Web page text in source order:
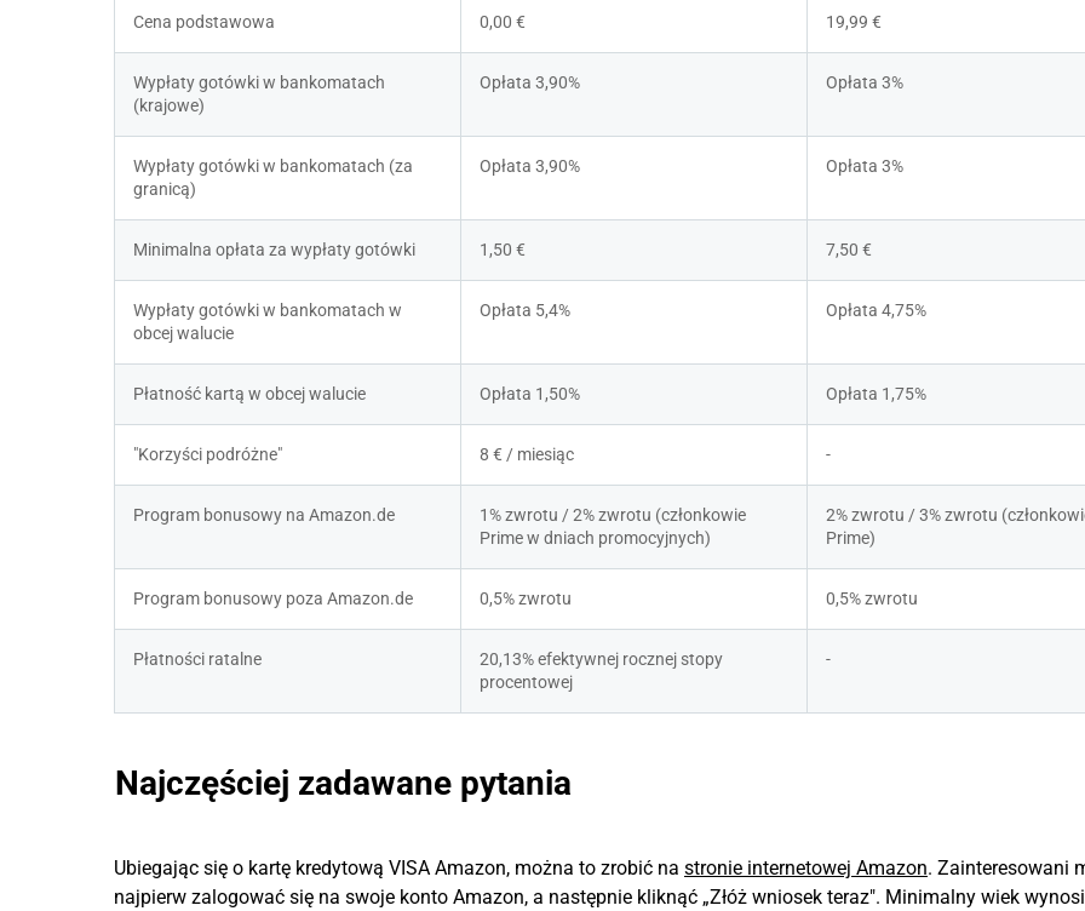
Cena podstawowa 0,00 € 19,99 €
Wypłaty gotówki w bankomatach
(krajowe)
Opłata 3,90% Opłata 3%
Wypłaty gotówki w bankomatach (za
granicą)
Opłata 3,90% Opłata 3%
Minimalna opłata za wypłaty gotówki 1,50 € 7,50 €
Wypłaty gotówki w bankomatach w
obcej walucie
Opłata 5,4% Opłata 4,75%
Płatność kartą w obcej walucie Opłata 1,50% Opłata 1,75%
"Korzyści podróżne" 8 € / miesiąc -
Program bonusowy na Amazon.de
1% zwrotu / 2% zwrotu (członkowie
Prime w dniach promocyjnych)
2% zwrotu / 3% zwrotu
Prime)
Program bonusowy poza Amazon.de 0,5% zwrotu 0,5% zwrotu
Płatności ratalne
20,13% efektywnej rocznej stopy
procentowej
-
Najczęściej zadawane pytania
Ubiegając się o kartę kredytową VISA Amazon, można to zrobić na stronie internetowej Amazon. Zainteresowani
najpierw zalogować się na swoje konto Amazon, a następnie kliknąć „Złóż wniosek teraz". Minimalny wiek